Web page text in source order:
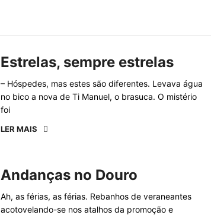
Estrelas, sempre estrelas
– Hóspedes, mas estes são diferentes. Levava água
no bico a nova de Ti Manuel, o brasuca. O mistério
foi
LER MAIS
Andanças no Douro
Ah, as férias, as férias. Rebanhos de veraneantes
acotovelando-se nos atalhos da promoção e